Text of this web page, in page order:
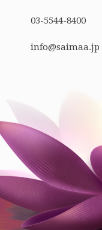
03-5544-8400
info@saimaa.jp